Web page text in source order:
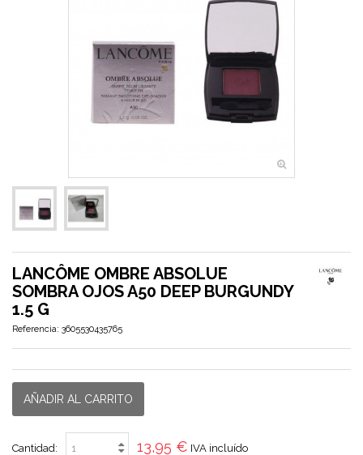
LANCÔME OMBRE ABSOLUE
SOMBRA OJOS A50 DEEP BURGUNDY
1.5 G
Referencia: 3605530435765
AÑADIR AL CARRITO
Cantidad: 13,95 € IVA incluído